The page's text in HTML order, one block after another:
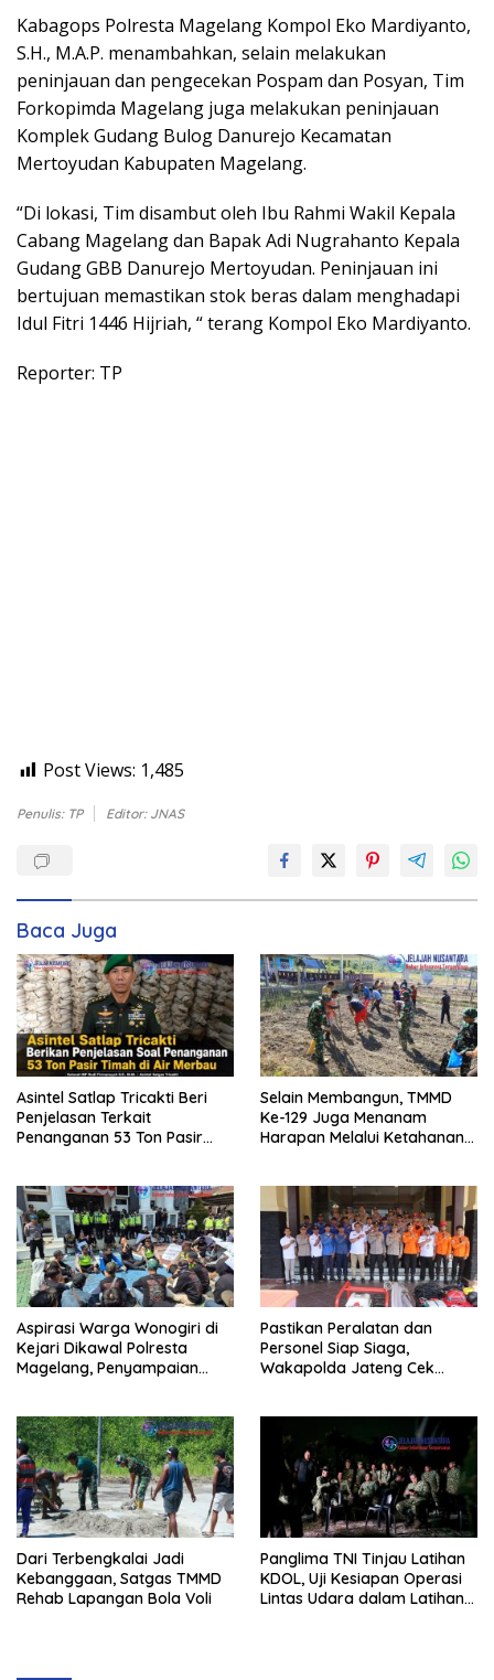
Kabagops Polresta Magelang Kompol Eko Mardiyanto,
S.H., M.A.P. menambahkan, selain melakukan
peninjauan dan pengecekan Pospam dan Posyan, Tim
Forkopimda Magelang juga melakukan peninjauan
Komplek Gudang Bulog Danurejo Kecamatan
Mertoyudan Kabupaten Magelang.
“Di lokasi, Tim disambut oleh Ibu Rahmi Wakil Kepala
Cabang Magelang dan Bapak Adi Nugrahanto Kepala
Gudang GBB Danurejo Mertoyudan. Peninjauan ini
bertujuan memastikan stok beras dalam menghadapi
Idul Fitri 1446 Hijriah, “ terang Kompol Eko Mardiyanto.
Reporter: TP
Post Views: 1,485
Penulis: TP Editor: JNAS
Baca Juga
Asintel Satlap Tricakti Beri
Penjelasan Terkait
Penanganan 53 Ton Pasir
Selain Membangun, TMMD
Ke-129 Juga Menanam
Harapan Melalui Ketahanan
Aspirasi Warga Wonogiri di
Kejari Dikawal Polresta
Magelang, Penyampaian
Pastikan Peralatan dan
Personel Siap Siaga,
Wakapolda Jateng Cek
Dari Terbengkalai Jadi
Kebanggaan, Satgas TMMD
Rehab Lapangan Bola Voli
Panglima TNI Tinjau Latihan
KDOL, Uji Kesiapan Operasi
Lintas Udara dalam Latihan